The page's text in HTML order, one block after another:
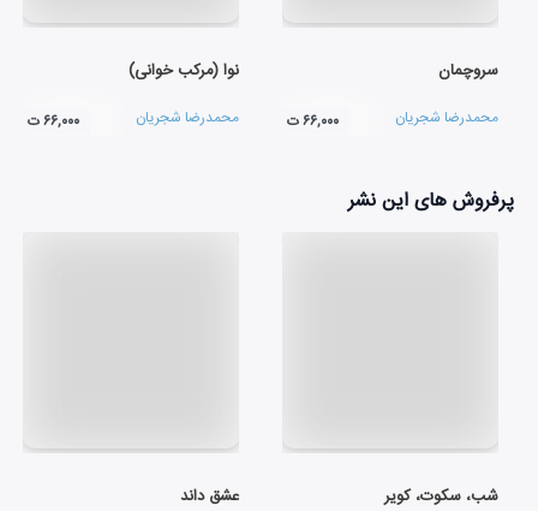
سروچمان
محمدرضا شجریان ۶۶,۰۰۰ ت
نوا (مرکب خوانی)
محمدرضا شجریان ۶۶,۰۰۰ ت
پرفروش های این نشر
شب، سکوت، کویر عشق داند